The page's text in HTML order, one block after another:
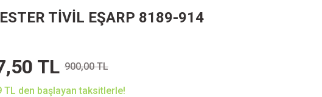
TİVİL EŞARP 8189-914
TL 900,00 TL
TL den başlayan taksitlerle!